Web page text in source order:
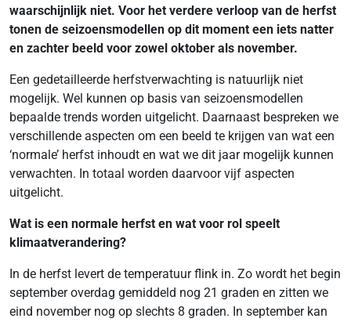
waarschijnlijk niet. Voor het verdere verloop van de herfst
tonen de seizoensmodellen op dit moment een iets natter
en zachter beeld voor zowel oktober als november.
Een gedetailleerde herfstverwachting is natuurlijk niet
mogelijk. Wel kunnen op basis van seizoensmodellen
bepaalde trends worden uitgelicht. Daarnaast bespreken we
verschillende aspecten om een beeld te krijgen van wat een
‘normale’ herfst inhoudt en wat we dit jaar mogelijk kunnen
verwachten. In totaal worden daarvoor vijf aspecten
uitgelicht.
Wat is een normale herfst en wat voor rol speelt
klimaatverandering?
In de herfst levert de temperatuur flink in. Zo wordt het begin
september overdag gemiddeld nog 21 graden en zitten we
eind november nog op slechts 8 graden. In september kan